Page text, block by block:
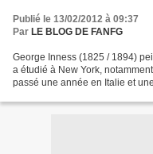
Publié le 13/02/2012 à 09:37
Par LE BLOG DE FANFG
George Inness (1825 / 1894)
a étudié à New York,
passé une année en Italie et